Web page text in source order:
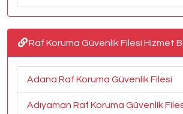
Raf Koruma Güvenlik Filesi Hizmet
Adana Raf Koruma Güvenlik Filesi
Adıyaman Raf Koruma Güvenlik